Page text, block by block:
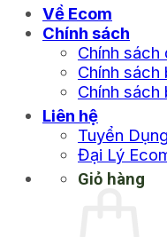
Về Ecom
Chính sách
Chính sách
Chính sách
Chính sách
Liên hệ
Tuyển Dụng
Đại Lý
Giỏ hàng